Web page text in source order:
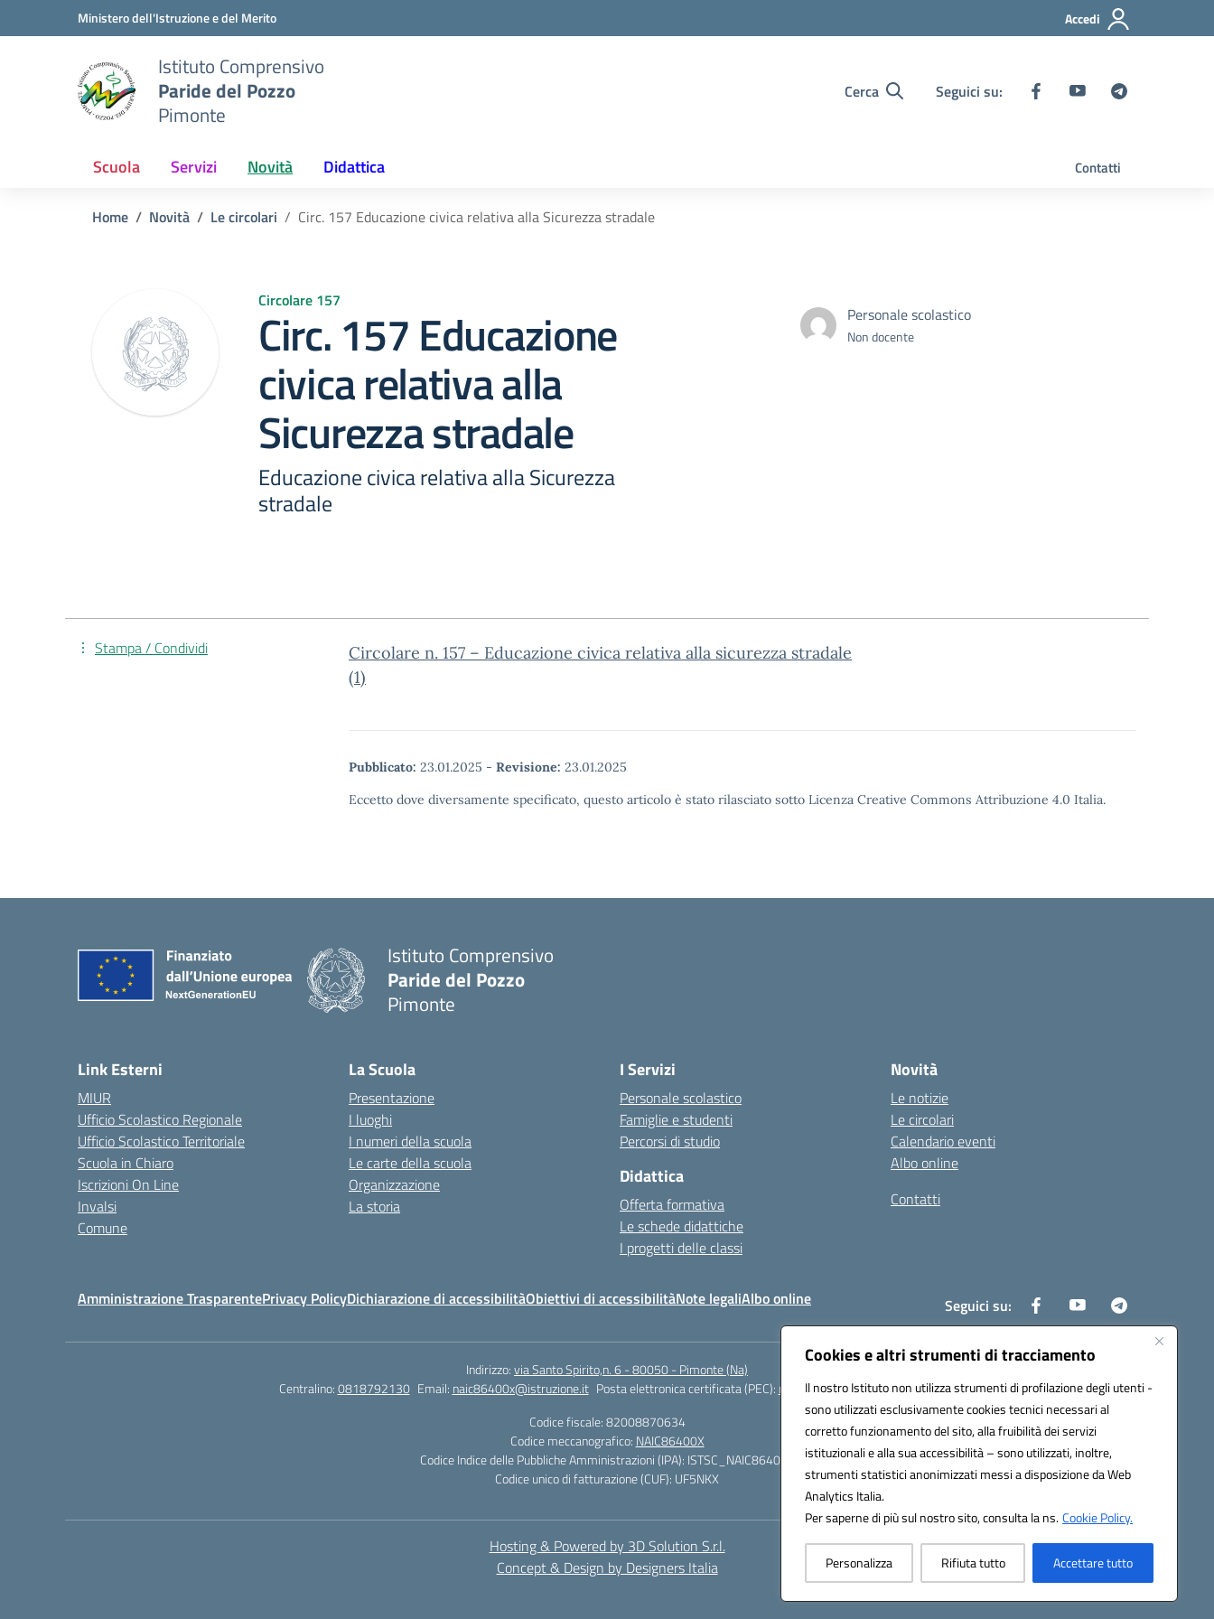
Cookies e altri strumenti di tracciamento
Il nostro Istituto non utilizza strumenti di profilazione degli utenti -
sono utilizzati esclusivamente cookies tecnici necessari al
corretto funzionamento del sito, alla fruibilità dei servizi
istituzionali e alla sua accessibilità – sono utilizzati, inoltre,
strumenti statistici anonimizzati messi a disposizione da Web
Analytics Italia.
Per saperne di più sul nostro sito, consulta la ns.Cookie Policy.
Personalizza Rifiuta tutto Accettare tutto
Vai ai contenuti
Vai al menu di navigazioneMinistero dell'Istruzione e del Merito Accedi
Istituto Comprensivo
Paride del Pozzo
Pimonte
Cerca Seguici su:
Scuola Servizi Novità Didattica Contatti
Home Novità Le circolari Circ. 157 Educazione civica relativa alla Sicurezza stradale
Circolare 157
Circ. 157 Educazione
civica relativa alla
Sicurezza stradale
Educazione civica relativa alla Sicurezza
stradale
Personale scolastico
Non docente
Circolare n. 157 – Educazione civica relativa alla sicurezza stradale
(1)
Pubblicato: 23.01.2025 - Revisione: 23.01.2025
Eccetto dove diversamente specificato, questo articolo è stato rilasciato sotto Licenza Creative Commons Attribuzione 4.0 Italia.
Stampa / Condividi
Istituto Comprensivo
Paride del Pozzo
Pimonte
Link Esterni
MIUR
Ufficio Scolastico Regionale
Ufficio Scolastico Territoriale
Scuola in Chiaro
Iscrizioni On Line
Invalsi
Comune
La Scuola
Presentazione
I luoghi
I numeri della scuola
Le carte della scuola
Organizzazione
La storia
I Servizi
Personale scolastico
Famiglie e studenti
Percorsi di studio
Didattica
Offerta formativa
Le schede didattiche
I progetti delle classi
Novità
Le notizie
Le circolari
Calendario eventi
Albo online
Contatti
Amministrazione TrasparentePrivacy PolicyDichiarazione di accessibilitàObiettivi di accessibilitàNote legaliAlbo online Seguici su:
Indirizzo:via Santo Spirito,n. 6 - 80050 - Pimonte (Na)
Centralino:0818792130 Email: naic86400x@istruzione.it Posta elettronica certificata (PEC): naic86400x@pec.istruzione.it
Codice fiscale: 82008870634
Codice meccanografico: NAIC86400X
Codice Indice delle Pubbliche Amministrazioni (IPA): ISTSC_NAIC86400X
Codice unico di fatturazione (CUF): UF5NKX
Hosting & Powered by 3D Solution S.r.l.
Concept & Design by Designers Italia